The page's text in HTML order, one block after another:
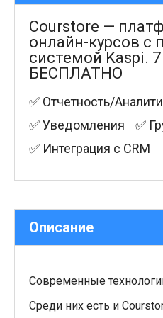
Courstore —
онлайн-курсов с
системой Kaspi.
БЕСПЛАТНО
✅ Отчетность/
✅ Уведомления
✅
✅ Интеграция с CRM
Описание
Современные
Среди них есть и